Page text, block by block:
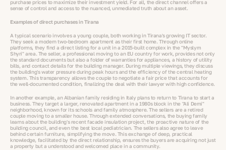
purchase prices to maximize their investment yield. For all, the direct channel offers a
sense of control and access to the nuanced, unmediated truth about an asset.
Examples of direct purchases in Tirana
A typical scenario involves a young couple, both working in Tirana's growing IT sector.
They seek a modern two-bedroom apartment as their first home. Through online
platforms, they find a direct listing for a unit in a 2015-built complex in the "Myslym
Shyri" area. The seller, a professional moving to an EU country for work, provides not only
the standard documents but also a folder of warranties for appliances, a history of utility
bills, and contact details for the building manager. During multiple viewings, they discuss
the building's water pressure during peak hours and the efficiency of the central heating
system. This transparency allows the couple to negotiate a fair price that accounts for
the well-documented condition, finalizing the deal with their lawyer with high confidence.
In another example, an Albanian family residing in Italy plans to return to Tirana to start a
business. They target a larger, renovated apartment in a 1980s block in the "Ali Demi"
neighborhood, known for its schools and family atmosphere. The sellers are a retired
couple moving to a smaller house. Through extended conversations, the buying family
learns about the building's recent facade insulation project, the proactive nature of the
building council, and even the best local pediatrician. The sellers also agree to leave
behind certain furniture, simplifying the move. This exchange of deep, practical
knowledge, facilitated by the direct relationship, ensures the buyers are acquiring not just
a property but a understood and welcomed place in a community.